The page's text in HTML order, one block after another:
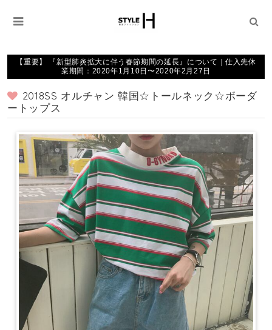
【重要】 『新型肺炎拡大に伴う春節期間の延長』について｜仕入先休
業期間：2020年1月10日〜2020年2月27日
2018SS オルチャン 韓国☆トールネック☆ボーダ
ートップス